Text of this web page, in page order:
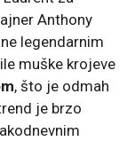
Anthony
legendarnim
muške krojeve
, što je odmah
je brzo